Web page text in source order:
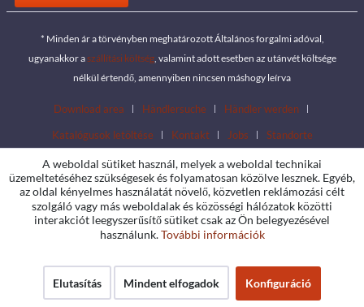
* Minden ár a törvényben meghatározott Általános forgalmi adóval,
ugyanakkor aszállítási költség, valamint adott esetben az utánvét költsége
nélkül értendő, amennyiben nincsen máshogy leírva
Download area Händlersuche
Händler werden
Katalógusok letöltése
Kontakt Jobs Standorte
A weboldal sütiket használ, melyek a weboldal technikai
üzemeltetéséhez szükségesek és folyamatosan közölve lesznek. Egyéb,
az oldal kényelmes használatát növelő, közvetlen reklámozási célt
szolgáló vagy más weboldalak és közösségi hálózatok közötti
interakciót leegyszerűsítő sütiket csak az Ön belegyezésével
használunk.További információk
Elutasítás Mindent elfogadok Konfiguráció